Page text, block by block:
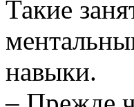
Такие
навыки.